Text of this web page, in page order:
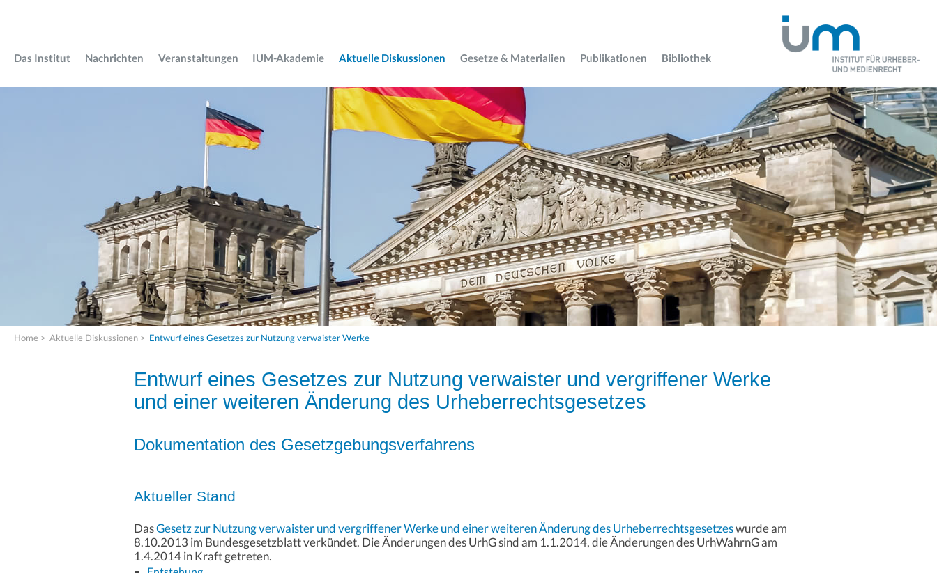
Das Institut Nachrichten Veranstaltungen IUM-Akademie Aktuelle Diskussionen Gesetze & Materialien Publikationen Bibliothek
Home > Aktuelle Diskussionen > Entwurf eines Gesetzes zur Nutzung verwaister Werke
Entwurf eines Gesetzes zur Nutzung verwaister und vergriffener Werke
und einer weiteren Änderung des Urheberrechtsgesetzes
Dokumentation des Gesetzgebungsverfahrens
Aktueller Stand
DasGesetz zur Nutzung verwaister und vergriffener Werke und einer weiteren Änderung des Urheberrechtsgesetzeswurde am
8.10.2013 im Bundesgesetzblatt verkündet. Die Änderungen des UrhG sind am 1.1.2014, die Änderungen des UrhWahrnG am
1.4.2014 in Kraft getreten.